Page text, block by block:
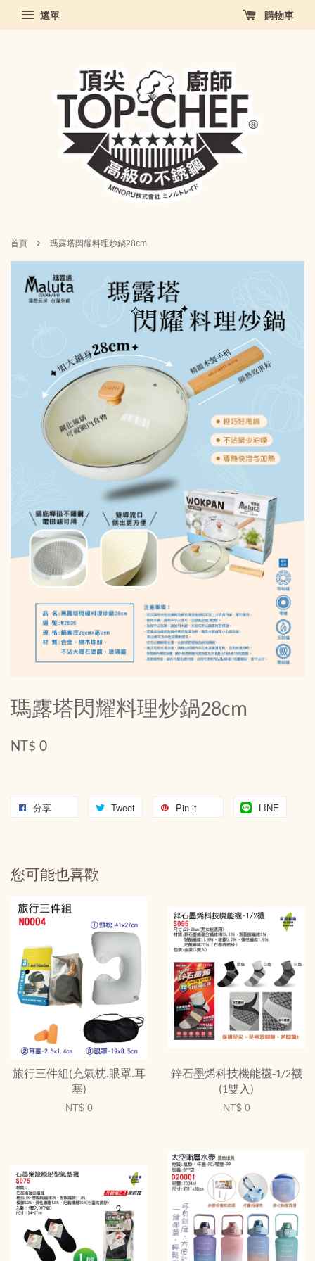
選單 購物車
首頁 › 瑪露塔閃耀料理炒鍋28cm
瑪露塔閃耀料理炒鍋28cm
NT$ 0
分享 Tweet Pin it LINE
您可能也喜歡
旅行三件組(充氣枕.眼罩.耳
塞)
NT$ 0
鋅石墨烯科技機能襪-1/2襪
(1雙入)
NT$ 0